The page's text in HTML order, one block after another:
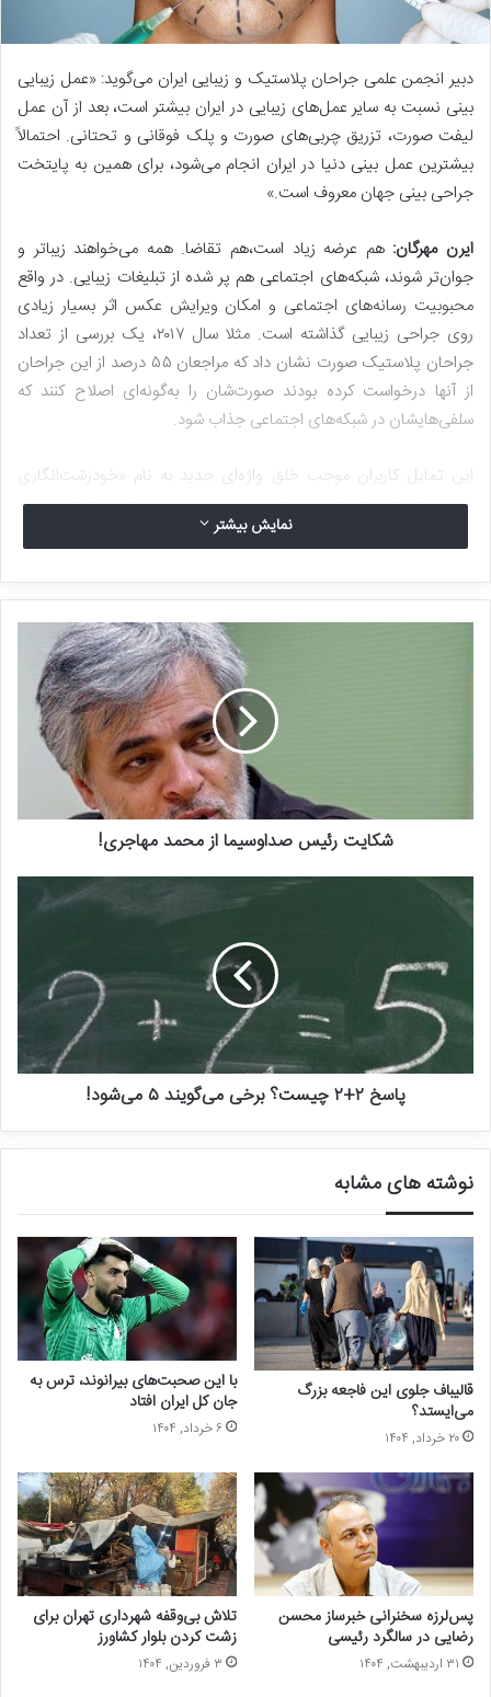
دبیر انجمن علمی جراحان پلاستیک و زیبایی ایران می‌گوید: «عمل زیبایی
بینی نسبت به سایر عمل‌های زیبایی در ایران بیشتر است، بعد از آن عمل
لیفت صورت، تزریق چربی‌های صورت و پلک فوقانی و تحتانی. احتمالاً
بیشترین عمل بینی دنیا در ایران انجام می‌شود، برای همین به پایتخت
جراحی بینی جهان معروف است.»
ایرن مهرگان:هم عرضه زیاد است،‌هم تقاضا. همه می‌خواهند زیباتر و
جوان‌تر شوند،‌ شبکه‌های اجتماعی هم پر شده از تبلیغات زیبایی. در واقع
محبوبیت رسانه‌های اجتماعی و امکان ویرایش عکس اثر بسیار زیادی
روی جراحی زیبایی گذاشته است. مثلا سال ۲۰۱۷، یک بررسی از تعداد
جراحان پلاستیک صورت نشان داد که مراجعان ۵۵ درصد از این جراحان
از آنها درخواست کرده‌ بودند صورت‌شان را به‌گونه‌ای اصلاح کنند که
سلفی‌هایشان در شبکه‌های اجتماعی جذاب شود.
این تمایل کاربران موجب خلق واژه‌ای جدید به نام «خودزشت‌انگاری
اسنپ‌چت» شده است و به یک پدیده روانشناختی اشاره دارد که در آن
داوطلبان جراحی زیبایی با استفاده از فیلترهای نرم‌افزارهای شبکه
پلاستیک برده و از او می‌خواهند چهره‌شان را بنابر عکسی که از خود آماده
کرده‌اند تغییر دهند.
اخیرا محققان در بررسی‌های خود روی ۲۵۲ داوطلب دریافتند که هر چه
افراد، به‌ویژه جوانان، با شبکه‌های اجتماعی بیشتر سر و کار داشته باشند،
بیشتر به سراغ جراحی‌های زیبایی می‌روند و در عین حال این افراد از
اپلیکیشن‌های خاصی مثل اسنپ‌چت، بیش از اپلیکیشن‌های دیگر
ایران هم از این موضوع مستثنی نیست، همان‌طور که علیرضا صابری، دبیر
انجمن علمی جراحان پلاستیک و زیبایی ایران در گفت‌وگو
با خبرآنلاین
این مساله را تایید می‌کند: «امروز سیل عظیمی از مراجعه
کننده ۳۰ نفر آن‌ها به عمل نیاز دارند، ۳۰ نفر دیگر واقعاً نیازی به عمل
ندارند، اما به‌دلیل مسائلی مانند مد روز یا مواردی مانند چشم و هم‌چشمی
خواستار عمل زیبایی بینی هستند، ۴۰ درصد باقی مانده هم کسانی هستند
که هم می‌توانند عمل کنند و هم می‌توانند عمل نکنند بنابراین سلیقه
خودشان برمی‌گردد.»
جالب است بدانید که برعکس تصور غالب،‌ مدت‌هاست که توجه به ظاهر
مورد اقبال مردان هم قرار گرفته است، صابری با تایید این موضوع
می‌گوید: «نسبت به ده سال گذشته مراجعه مردها برای انجام جراحی
زیبایی بیشتر شده است. مثلاً ۱۵ الی ۲۰ درصد از مراجعه کننده‌ها به خودم
مردها هستند.»
محبوب‌ترین عمل‌های زیبایی در ایران
«بیشترین مراجعه کننده به ما برای زیبایی صورت است، هم غیرجراحی و
نمایش بیشتر
شکایت رئیس صداوسیما از محمد مهاجری!
پاسخ ۲+۲ چیست؟ برخی می‌گویند ۵ می‌شود!
نوشته های مشابه
قالیباف جلوی این فاجعه بزرگ
می‌ایستد؟
۲۰ خرداد, ۱۴۰۴
با این صحبت‌های بیرانوند، ترس به
جان کل ایران افتاد
۶ خرداد, ۱۴۰۴
پس‌لرزه سخنرانی خبرساز محسن
رضایی در سالگرد رئیسی
۳۱ اردیبهشت, ۱۴۰۴
تلاش بی‌‌وقفه شهرداری تهران برای
زشت کردن بلوار کشاورز
۳ فروردین, ۱۴۰۴